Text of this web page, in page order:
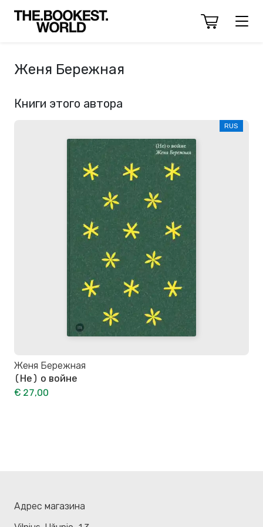
Женя Бережная
Книги этого автора
RUS
Женя Бережная
(Не) о войне
€ 27,00
Адрес магазина